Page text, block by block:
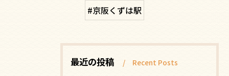
#京阪くずは駅
最近の投稿 Recent Posts